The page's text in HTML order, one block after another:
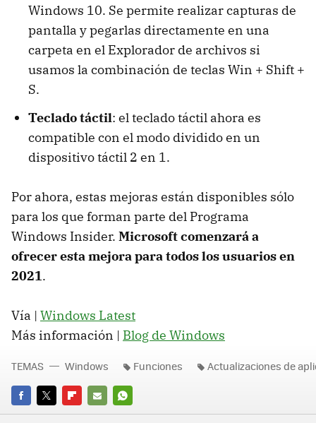
Windows 10. Se permite realizar capturas de
pantalla y pegarlas directamente en una
carpeta en el Explorador de archivos si
usamos la combinación de teclas Win + Shift +
S.
Teclado táctil: el teclado táctil ahora es
compatible con el modo dividido en un
dispositivo táctil 2 en 1.
Por ahora, estas mejoras están disponibles sólo
para los que forman parte del Programa
Windows Insider. Microsoft comenzará a
ofrecer esta mejora para todos los usuarios en
2021.
Vía | Windows Latest
Más información | Blog de Windows
FACEBOOK
TWITTERFLIPBOARD
E-
WHATSAPP
TEMAS Windows Funciones Actualizaciones de